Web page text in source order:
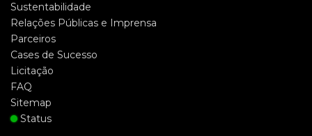
Sustentabilidade
Relações Públicas e Imprensa
Parceiros
Cases de Sucesso
Licitação
FAQ
Sitemap
Status